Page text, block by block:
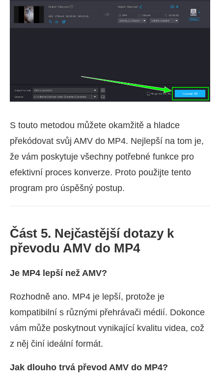
S touto metodou můžete okamžitě a hladce
překódovat svůj AMV do MP4. Nejlepší na tom je,
že vám poskytuje všechny potřebné funkce pro
efektivní proces konverze. Proto použijte tento
program pro úspěšný postup.
Část 5. Nejčastější dotazy k
převodu AMV do MP4
Je MP4 lepší než AMV?
Rozhodně ano. MP4 je lepší, protože je
kompatibilní s různými přehrávači médií. Dokonce
vám může poskytnout vynikající kvalitu videa, což
z něj činí ideální formát.
Jak dlouho trvá převod AMV do MP4?